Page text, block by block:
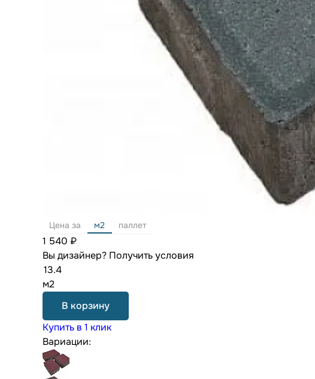
Цена за м2 паллет
1 540 ₽
Вы дизайнер? Получить условия
м2
В корзину
Купить в 1 клик
Вариации: